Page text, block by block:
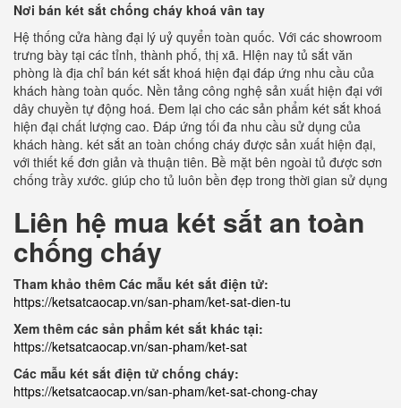
Nơi bán két sắt chống cháy khoá vân tay
Hệ thống cửa hàng đại lý uỷ quyển toàn quốc. Với các showroom
trưng bày tại các tỉnh, thành phố, thị xã. HIện nay tủ sắt văn
phòng là địa chỉ bán két sắt khoá hiện đại đáp ứng nhu cầu của
khách hàng toàn quốc. Nền tảng công nghệ sản xuất hiện đại với
dây chuyền tự động hoá. Đem lại cho các sản phẩm két sắt khoá
hiện đại chất lượng cao. Đáp ứng tối đa nhu cầu sử dụng của
khách hàng. két sắt an toàn chống cháy được sản xuất hiện đại,
với thiết kế đơn giản và thuận tiên. Bề mặt bên ngoài tủ được sơn
chống trầy xước. giúp cho tủ luôn bền đẹp trong thời gian sử dụng
Liên hệ mua két sắt an toàn
chống cháy
Tham khảo thêm Các mẫu két sắt điện tử:
https://ketsatcaocap.vn/san-pham/ket-sat-dien-tu
Xem thêm các sản phẩm két sắt khác tại:
https://ketsatcaocap.vn/san-pham/ket-sat
Các mẫu két sắt điện tử chống cháy:
https://ketsatcaocap.vn/san-pham/ket-sat-chong-chay